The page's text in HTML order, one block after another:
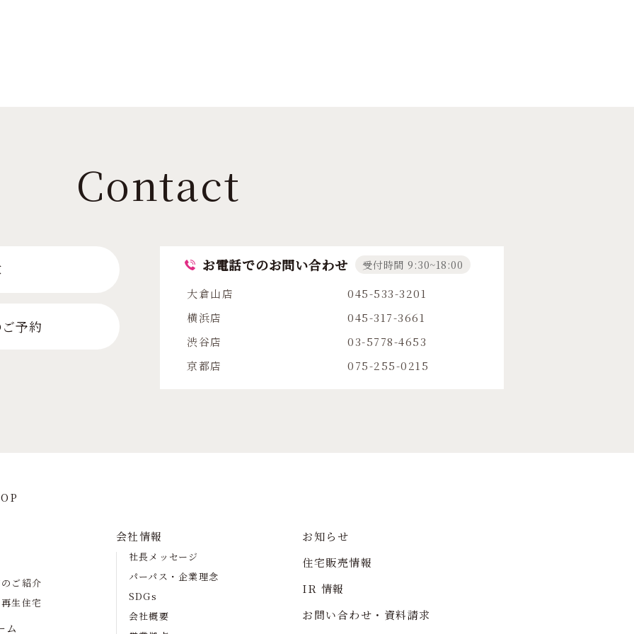
Contact
予約
お電話でのお問い合わせ 受付時間 9:30~18:00
大倉山店
045-533-3201
横浜店
045-317-3661
渋谷店
03-5778-4653
京都店
075-255-0215
ご紹介
生住宅
ム
会社情報
社長メッセージ
パーパス・企業理念
SDGs
会社概要
お知らせ
住宅販売情報
IR 情報
お問い合わせ・資料請求